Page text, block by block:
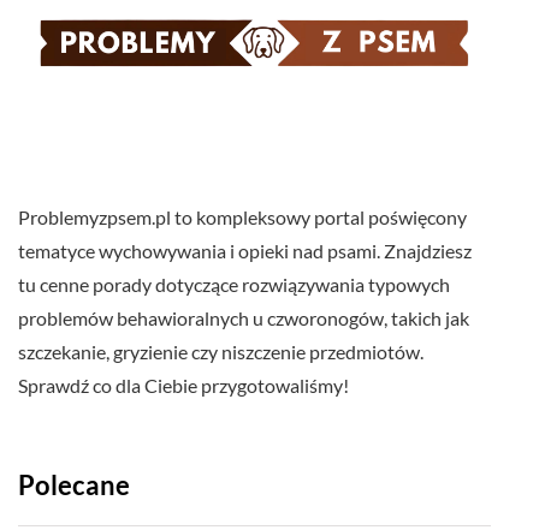
Problemyzpsem.pl to kompleksowy portal poświęcony
tematyce wychowywania i opieki nad psami. Znajdziesz
tu cenne porady dotyczące rozwiązywania typowych
problemów behawioralnych u czworonogów, takich jak
szczekanie, gryzienie czy niszczenie przedmiotów.
Sprawdź co dla Ciebie przygotowaliśmy!
Polecane